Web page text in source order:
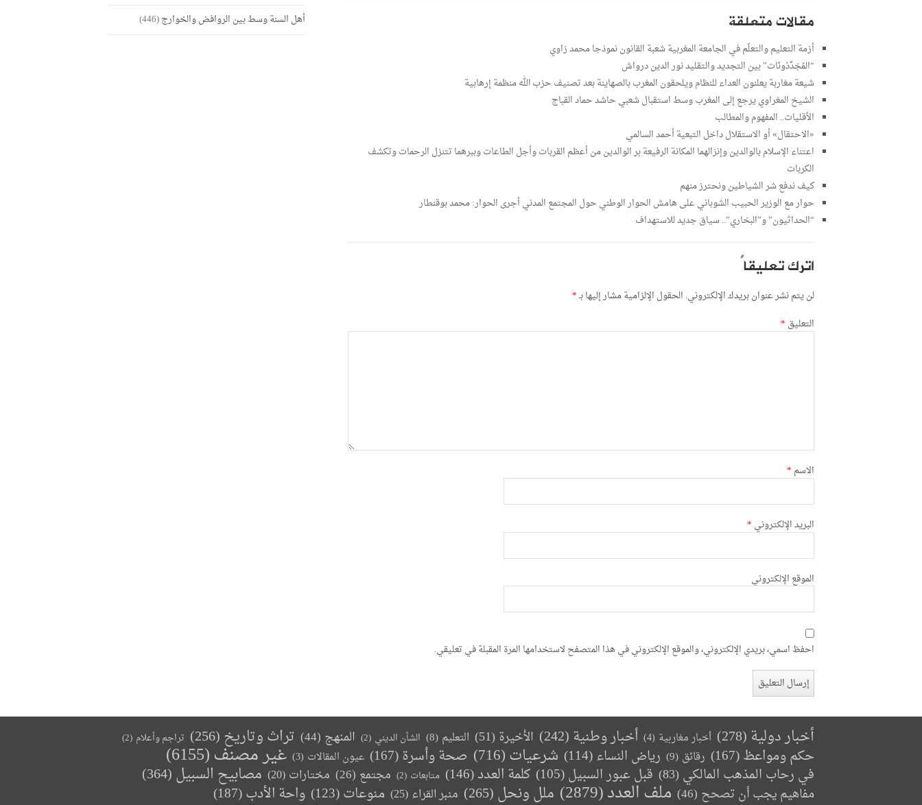
مقالات متعلقة
أزمة التعليم والتعلّم في الجامعة المغربية شعبة القانون نموذجا محمد زاوي
“المُجَدِّدُونَات” بين التجديد والتقليد نور الدين درواش
شيعة مغاربة يعلنون العداء للنظام ويلحقون المغرب بالصهاينة بعد تصنيف حزب الله منظمة إرهابية
الشيخ المغراوي يرجع إلى المغرب وسط استقبال شعبي حاشد حماد القباج
الأقليات.. المفهوم والمطالب
«الاحتقال» أو الاستقلال داخل التبعية أحمد السالمي
اعتناء الإسلام بالوالدين وإنزالهما المكانة الرفيعة بر الوالدين من أعظم القربات وأجل الطاعات وببرهما تتنزل الرحمات وتكشف
الكربات
كيف ندفع شر الشياطين ونحترز منهم
حوار مع الوزير الحبيب الشوباني على هامش الحوار الوطني حول المجتمع المدني أجرى الحوار: محمد بوقنطار
“الحداثيون” و”البخاري”.. سياق جديد للاستهداف
اترك تعليقاً
لن يتم نشر عنوان بريدك الإلكتروني. الحقول الإلزامية مشار إليها بـ*
التعليق *
الاسم *
البريد الإلكتروني *
الموقع الإلكتروني
احفظ اسمي، بريدي الإلكتروني، والموقع الإلكتروني في هذا المتصفح لاستخدامها المرة المقبلة في تعليقي.
أهل السنة وسط بين الروافض والخوارج(446)
أخبار دولية (278) أخبار مغاربية (4) أخبار وطنية(242) الأخيرة (51) التعليم (8) الشأن الديني (2) المنهج (44) تراث وتاريخ(256) تراجم وأعلام (2)
حكم ومواعظ(167) رقائق (9) رياض النساء(114) شرعيات(716) صحة وأسرة(167) عيون المقالات (3) غير مصنف(6155)
في رحاب المذهب المالكي (83) قبل عبور السبيل(105) كلمة العدد(146) متابعات (2) مجتمع (26) مختارات (20) مصابيح السبيل(364)
مفاهيم يجب أن تصحح (46) ملف العدد(2879) ملل ونحل(265) منبر القراء(25) منوعات(123) واحة الأدب(187)